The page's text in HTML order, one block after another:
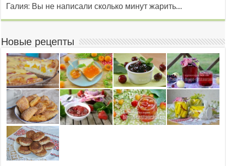
Галия: Вы не написали сколько минут жарить....
Новые рецепты